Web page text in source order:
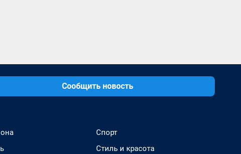
Сообщить новость
Спорт
Стиль и красота